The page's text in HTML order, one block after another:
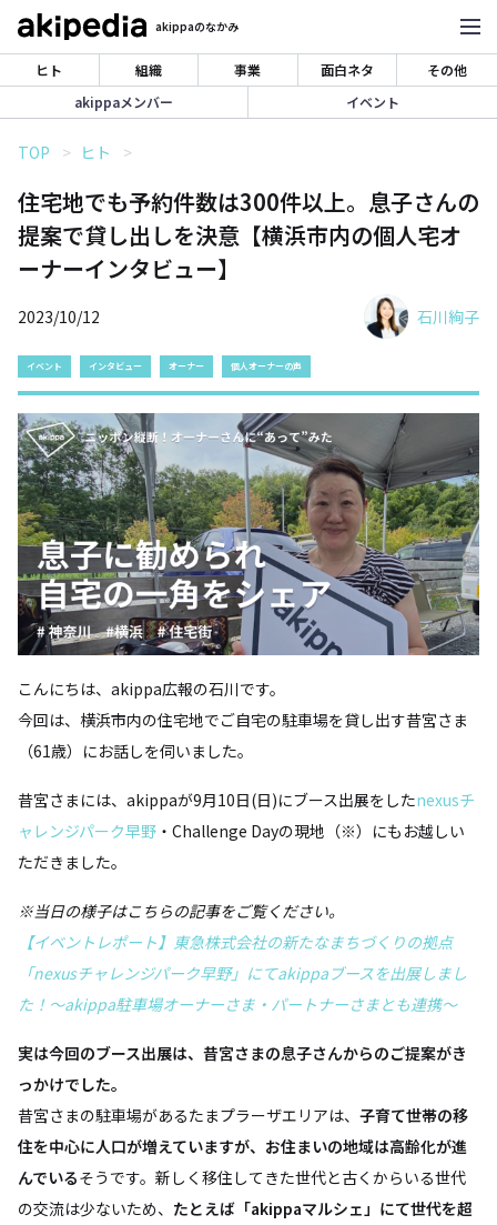
akippaのなかみ
ヒト 組織 事業 面白ネタ
その他
akippaメンバー
イベント
TOP ヒト
住宅地でも予約件数は300件以上。息子さんの
提案で貸し出しを決意【横浜市内の個人宅オ
ーナーインタビュー】
2023/10/12 石川絢子
イベント インタビュー オーナー 個人オーナーの声
こんにちは、akippa広報の石川です。
今回は、横浜市内の住宅地でご自宅の駐車場を貸し出す昔宮さま
（61歳）にお話しを伺いました。
昔宮さまには、akippaが9月10日(日)にブース出展をしたnexusチ
ャレンジパーク早野 ・Challenge Dayの現地（※）にもお越しい
ただきました。
※当日の様子はこちらの記事をご覧ください。
【イベントレポート】東急株式会社の新たなまちづくりの拠点
「nexusチャレンジパーク早野」にてakippaブースを出展しまし
た！〜akippa駐車場オーナーさま・パートナーさまとも連携〜
実は今回のブース出展は、昔宮さまの息子さんからのご提案がき
っかけでした。
昔宮さまの駐車場があるたまプラーザエリアは、 子育て世帯の移
住を中心に人口が増えていますが、お住まいの地域は高齢化が進
んでいるそうです。新しく移住してきた世代と古くからいる世代
の交流は少ないため、 たとえば「akippaマルシェ」にて世代を超